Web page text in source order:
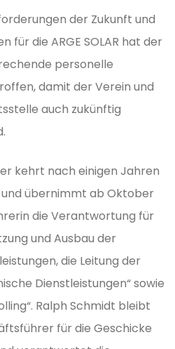
der Zukunft und
für die ARGE SOLAR hat der
personelle
damit der Verein und
auch zukünftig
kehrt nach einigen Jahren
und übernimmt ab Oktober
die Verantwortung für
und Ausbau der
die Leitung der
Dienstleistungen“ sowie
Ralph Schmidt bleibt
für die Geschicke